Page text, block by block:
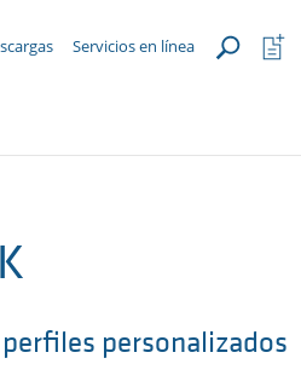
Servicios en línea
Abrir
lista
personalizados